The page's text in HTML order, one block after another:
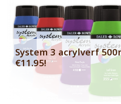
System 3 acrylverf 500ml! Nu slechts
€11.95!